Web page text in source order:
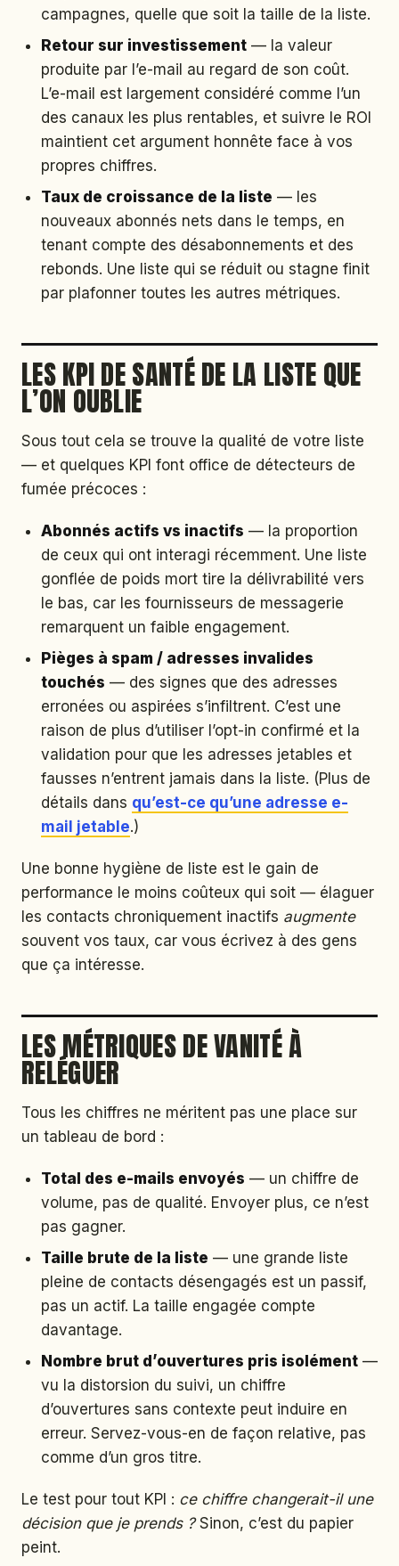
campagnes, quelle que soit la taille de la liste.
Retour sur investissement — la valeur
produite par l’e-mail au regard de son coût.
L’e-mail est largement considéré comme l’un
des canaux les plus rentables, et suivre le ROI
maintient cet argument honnête face à vos
propres chiffres.
Taux de croissance de la liste — les
nouveaux abonnés nets dans le temps, en
tenant compte des désabonnements et des
rebonds. Une liste qui se réduit ou stagne finit
par plafonner toutes les autres métriques.
LES KPI DE SANTÉ DE LA LISTE QUE
L’ON OUBLIE
Sous tout cela se trouve la qualité de votre liste
— et quelques KPI font office de détecteurs de
fumée précoces :
Abonnés actifs vs inactifs — la proportion
de ceux qui ont interagi récemment. Une liste
gonflée de poids mort tire la délivrabilité vers
le bas, car les fournisseurs de messagerie
remarquent un faible engagement.
Pièges à spam / adresses invalides
touchés — des signes que des adresses
erronées ou aspirées s’infiltrent. C’est une
raison de plus d’utiliser l’opt-in confirmé et la
validation pour que les adresses jetables et
fausses n’entrent jamais dans la liste. (Plus de
détails dans qu’est-ce qu’une adresse e-
mail jetable.)
Une bonne hygiène de liste est le gain de
performance le moins coûteux qui soit — élaguer
les contacts chroniquement inactifs augmente
souvent vos taux, car vous écrivez à des gens
que ça intéresse.
LES MÉTRIQUES DE VANITÉ À
RELÉGUER
Tous les chiffres ne méritent pas une place sur
un tableau de bord :
Total des e-mails envoyés — un chiffre de
volume, pas de qualité. Envoyer plus, ce n’est
pas gagner.
Taille brute de la liste — une grande liste
pleine de contacts désengagés est un passif,
pas un actif. La taille engagée compte
davantage.
Nombre brut d’ouvertures pris isolément —
vu la distorsion du suivi, un chiffre
d’ouvertures sans contexte peut induire en
erreur. Servez-vous-en de façon relative, pas
comme d’un gros titre.
Le test pour tout KPI : ce chiffre changerait-il une
décision que je prends ?Sinon, c’est du papier
peint.